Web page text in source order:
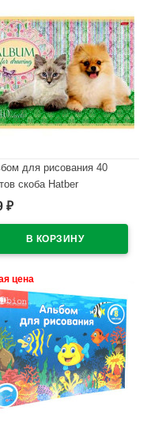
для рисования 40
скоба Hatber
друзья арт 40А4В
₽
цена